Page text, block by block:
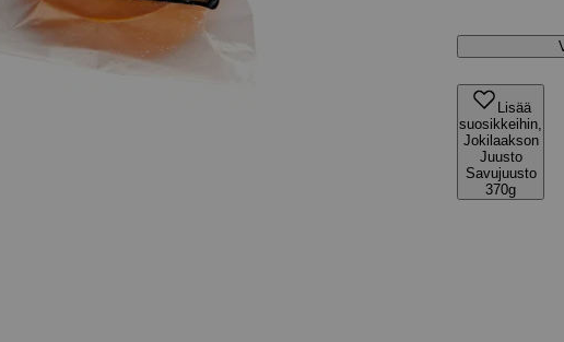
Lisää
suosikkeihin,
Jokilaakson
Juusto
Savujuusto
370g